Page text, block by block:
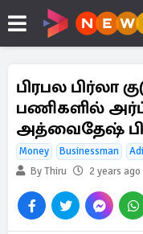
பிரபல பிர்லா
பணிகளில்
அத்வைதேஷ்
Money Businessman
By Thiru
2 years ago